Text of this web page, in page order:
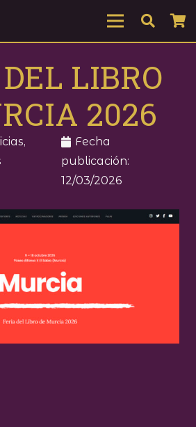
LIBRO
2026
,
Fecha
publicación:
12/03/2026